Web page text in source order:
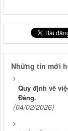
Những tin mới
Quy định về
Đảng.
(04/02/2026)